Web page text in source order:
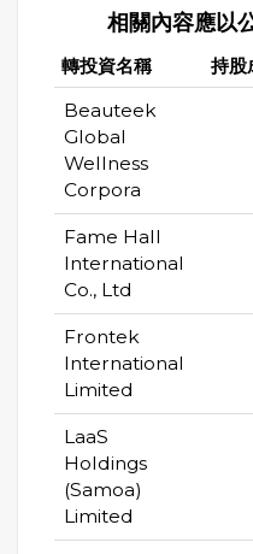
相關內容應以
轉投資名稱 持股
Beauteek
Global
Wellness
Corpora
Fame Hall
International
Co., Ltd
Frontek
International
Limited
LaaS
Holdings
(Samoa)
Limited